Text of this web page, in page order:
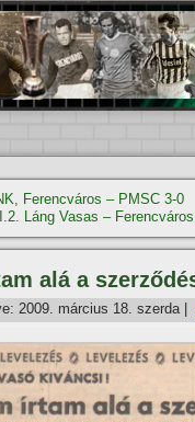
Ferencváros – PMSC 3-0
Láng Vasas –
alá a
2009. március 18. szerda|